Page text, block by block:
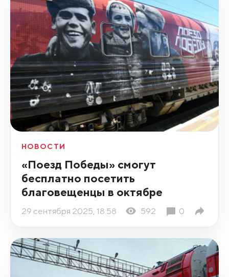
НОВОСТИ
«Поезд Победы» смогут
бесплатно посетить
благовещенцы в октябре
29 сентября 2025, 18:58 592 0